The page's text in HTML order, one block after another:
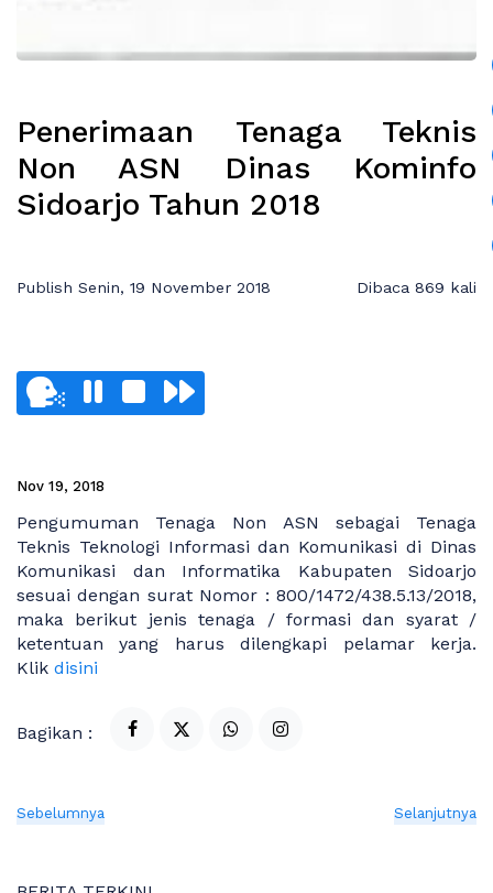
Penerimaan Tenaga Teknis
Non ASN Dinas Kominfo
Sidoarjo Tahun 2018
Publish Senin, 19 November 2018 Dibaca 869 kali
Nov 19, 2018
Pengumuman Tenaga Non ASN sebagai Tenaga
Teknis Teknologi Informasi dan Komunikasi di Dinas
Komunikasi dan Informatika Kabupaten Sidoarjo
sesuai dengan surat Nomor : 800/1472/438.5.13/2018,
maka berikut jenis tenaga / formasi dan syarat /
ketentuan yang harus dilengkapi pelamar kerja.
Klik disini
Bagikan :
Sebelumnya Selanjutnya